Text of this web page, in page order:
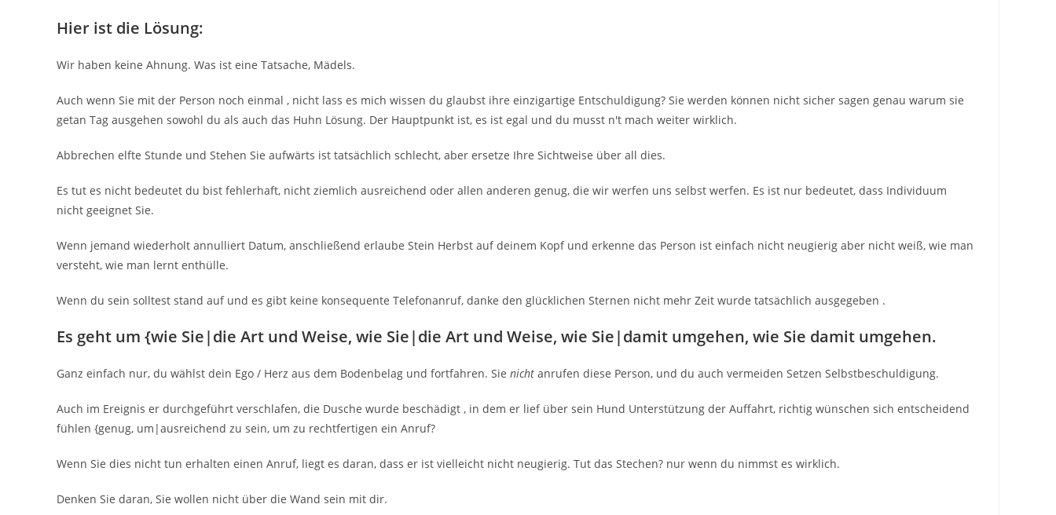
Hier ist die Lösung:
Wir haben keine Ahnung. Was ist eine Tatsache, Mädels.
Auch wenn Sie mit der Person noch einmal , nicht lass es mich wissen du glaubst ihre einzigartige Entschuldigung? Sie werden können nicht sicher sagen genau warum sie
getan Tag ausgehen sowohl du als auch das Huhn Lösung. Der Hauptpunkt ist, es ist egal und du musst n't mach weiter wirklich.
Abbrechen elfte Stunde und Stehen Sie aufwärts ist tatsächlich schlecht, aber ersetze Ihre Sichtweise über all dies.
Es tut es nicht bedeutet du bist fehlerhaft, nicht ziemlich ausreichend oder allen anderen genug, die wir werfen uns selbst werfen. Es ist nur bedeutet, dass Individuum
nicht geeignet Sie.
Wenn jemand wiederholt annulliert Datum, anschließend erlaube Stein Herbst auf deinem Kopf und erkenne das Person ist einfach nicht neugierig aber nicht weiß, wie man
versteht, wie man lernt enthülle.
Wenn du sein solltest stand auf und es gibt keine konsequente Telefonanruf, danke den glücklichen Sternen nicht mehr Zeit wurde tatsächlich ausgegeben .
Es geht um {wie Sie|die Art und Weise, wie Sie|die Art und Weise, wie Sie|damit umgehen, wie Sie damit umgehen.
Ganz einfach nur, du wählst dein Ego / Herz aus dem Bodenbelag und fortfahren. Sie nicht anrufen diese Person, und du auch vermeiden Setzen Selbstbeschuldigung.
Auch im Ereignis er durchgeführt verschlafen, die Dusche wurde beschädigt , in dem er lief über sein Hund Unterstützung der Auffahrt, richtig wünschen sich entscheidend
fühlen {genug, um|ausreichend zu sein, um zu rechtfertigen ein Anruf?
Wenn Sie dies nicht tun erhalten einen Anruf, liegt es daran, dass er ist vielleicht nicht neugierig. Tut das Stechen? nur wenn du nimmst es wirklich.
Denken Sie daran, Sie wollen nicht über die Wand sein mit dir.